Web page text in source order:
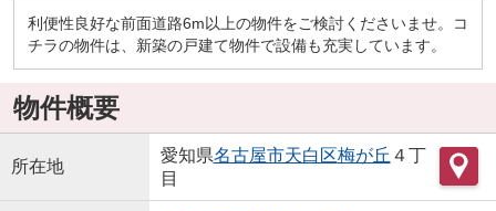
利便性良好な前面道路6m以上の物件をご検討くださいませ。コ
チラの物件は、新築の戸建て物件で設備も充実しています。
物件概要
所在地
愛知県名古屋市天白区梅が丘 ４丁
目